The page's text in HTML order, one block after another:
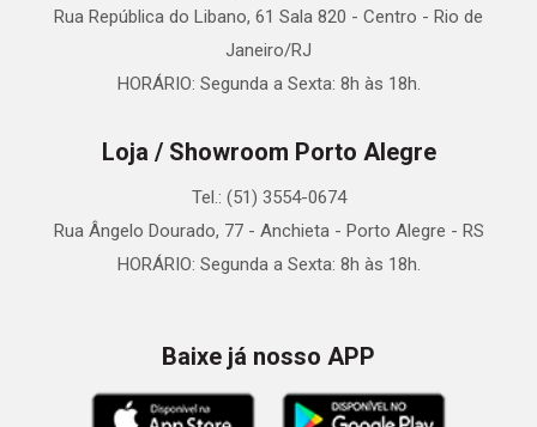
Rua República do Libano, 61 Sala 820 - Centro - Rio de
Janeiro/RJ
HORÁRIO: Segunda a Sexta: 8h às 18h.
Loja / Showroom Porto Alegre
Tel.: (51) 3554-0674
Rua Ângelo Dourado, 77 - Anchieta - Porto Alegre - RS
HORÁRIO: Segunda a Sexta: 8h às 18h.
Baixe já nosso APP